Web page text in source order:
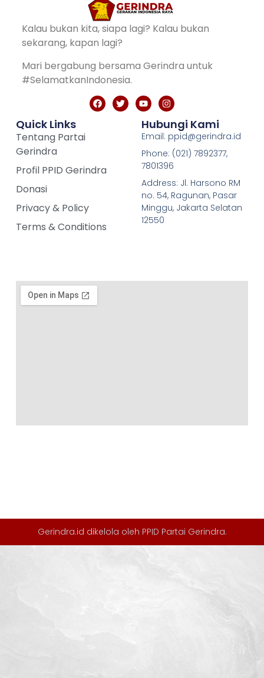
Kalau bukan kita, siapa lagi? Kalau bukan
sekarang, kapan lagi?
Mari bergabung bersama Gerindra untuk
#SelamatkanIndonesia.
Quick Links
Tentang Partai
Gerindra
Profil PPID Gerindra
Donasi
Privacy & Policy
Terms & Conditions
Hubungi Kami
Email: ppid@gerindra.id
Phone: (021) 7892377,
7801396
Address: Jl. Harsono RM
no. 54, Ragunan, Pasar
Minggu, Jakarta Selatan
12550
Gerindra.id dikelola oleh PPID Partai Gerindra.